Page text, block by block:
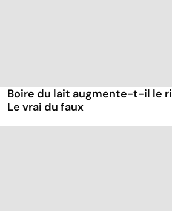
Boire du lait augmente-t-il le
Le vrai du faux